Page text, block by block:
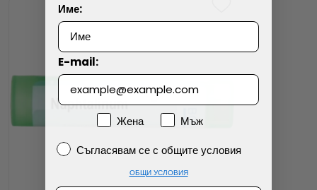
Име:
E-mail:
ПолЖена
Мъж
Съгласявам се с общите условия
Съгласявам се с общите условия
ОБЩИ УСЛОВИЯ